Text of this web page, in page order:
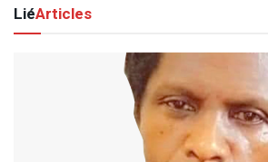
LiéArticles